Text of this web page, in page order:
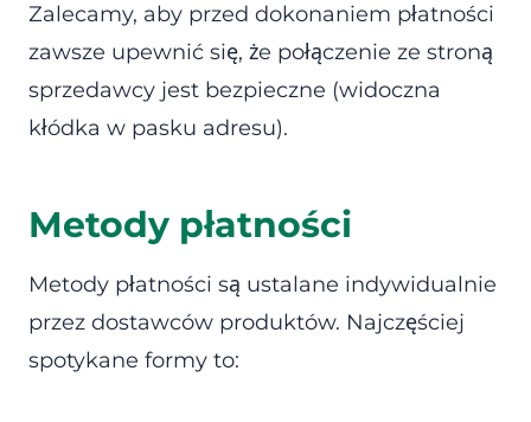
Zalecamy, aby przed dokonaniem płatności
zawsze upewnić się, że połączenie ze stroną
sprzedawcy jest bezpieczne (widoczna
kłódka w pasku adresu).
Metody płatności
Metody płatności są ustalane indywidualnie
przez dostawców produktów. Najczęściej
spotykane formy to: